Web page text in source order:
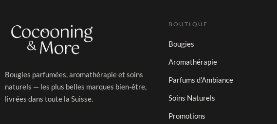
Bougies parfumées, aromathérapie et soins
naturels — les plus belles marques bien-être,
livrées dans toute la Suisse.
BOUTIQUE
Bougies
Aromathérapie
Parfums d'Ambiance
Soins Naturels
Promotions